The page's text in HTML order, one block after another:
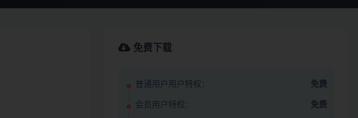
免费下载
普通用户用户特权： 免费
会员用户特权： 免费